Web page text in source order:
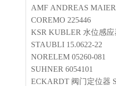
AMF ANDREAS
COREMO 225446
KSR KUBLER 水位感应
STAUBLI 15.0622-22
NORELEM 05260-081
SUHNER 6054101
ECKARDT 阀门定位器